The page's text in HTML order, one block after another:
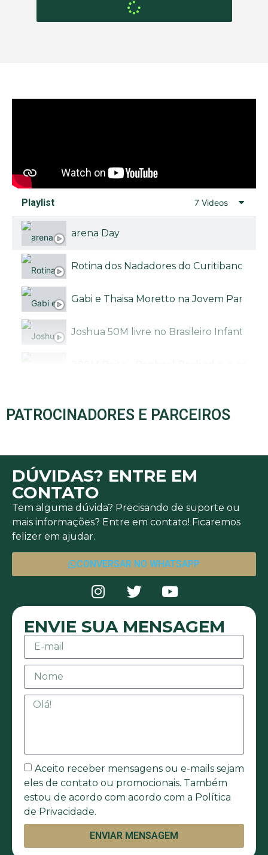
Playlist 7 Videos
arena Day
Rotina dos Nadadores do Curitibano
Gabi e Thaisa Moretto na Jovem Pan
Joshua 50M livre no Brasileiro Infantil -
PATROCINADORES E PARCEIROS
DÚVIDAS? ENTRE EM
CONTATO
Tem alguma dúvida? Precisando de suporte ou
mais informações? Entre em contato! Ficaremos
felizer em ajudar.
CONVERSAR NO WHATSAPP
ENVIE SUA MENSAGEM
Aceito receber mensagens ou e-mails sejam
eles de contato ou promocionais. Também
estou de acordo com acordo com a Política
de Privacidade.
ENVIAR MENSAGEM